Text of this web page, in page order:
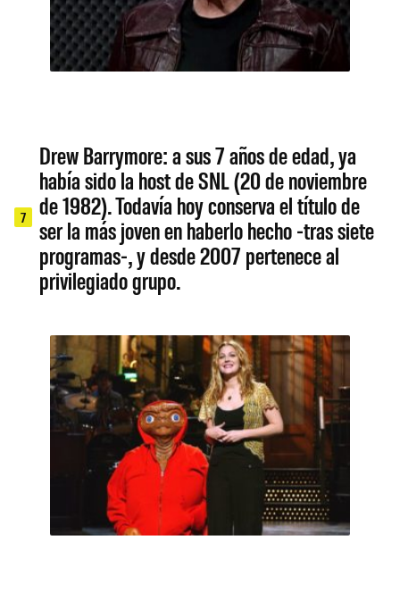
7
Drew Barrymore: a sus 7 años de edad, ya
había sido la host de SNL (20 de noviembre
de 1982). Todavía hoy conserva el título de
ser la más joven en haberlo hecho -tras siete
programas-, y desde 2007 pertenece al
privilegiado grupo.